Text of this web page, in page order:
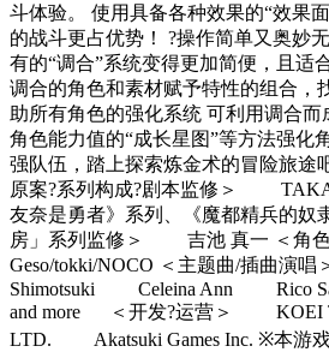
斗体验。 使用具备各种效果的“效果
的战斗更占优势！ ?操作简单又奥妙
有的“调合”系统变得更加简便，且适
调合的角色和素材赋予特性的组合，
助所有角色的强化系统 可利用调合
角色能力值的“成长星图”等方法强化
强队伍，踏上探索炼金术的冒险旅途
原案?系列构成?剧本监修＞
友奈是勇者》系列、《魔都精兵的奴
房」系列监修＞ 吉池 真一 ＜
Geso/tokki/NOCO ＜主题曲/插曲
Shimotsuki Celeina Ann
and more ＜开发?运营＞ KOEI
LTD. Akatsuki Games Inc. ※本游戏